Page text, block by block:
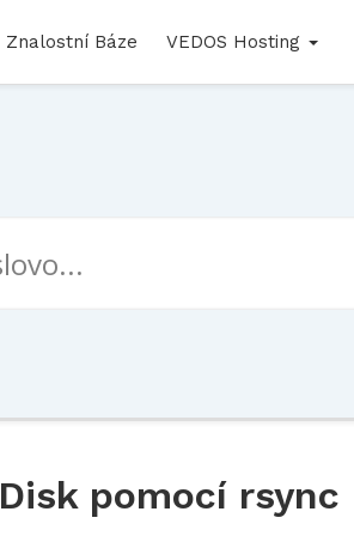
Znalostní Báze VEDOS Hosting
pomocí rsync